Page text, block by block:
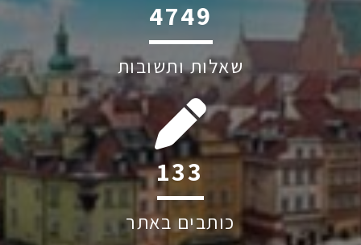
6045
שאלות ותשובות
187
כותבים באתר